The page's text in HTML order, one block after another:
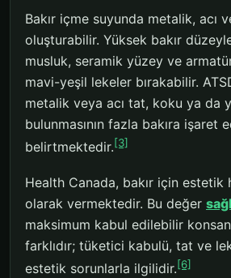
Bakır içme suyunda metalik, acı
oluşturabilir. Yüksek bakır
musluk, seramik yüzey ve
mavi-yeşil lekeler bırakabilir.
metalik veya acı tat, koku ya da
bulunmasının fazla bakıra işaret
belirtmektedir.[3]
Health Canada, bakır için estetik
olarak vermektedir. Bu değer
maksimum kabul edilebilir
farklıdır; tüketici kabulü, tat ve
estetik sorunlarla ilgilidir.[6]